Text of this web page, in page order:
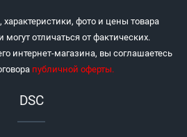
фото и цены товара
отличаться от фактических.
интернет-магазина, вы соглашаетесь
публичной оферты.
DSC